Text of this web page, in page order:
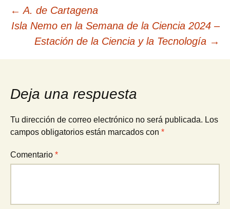
Navegación
de
entradas
← A. de Cartagena
Isla Nemo en la Semana de la Ciencia 2024 –
Estación de la Ciencia y la Tecnología →
Deja una respuesta
Tu dirección de correo electrónico no será publicada. Los
campos obligatorios están marcados con *
Comentario *